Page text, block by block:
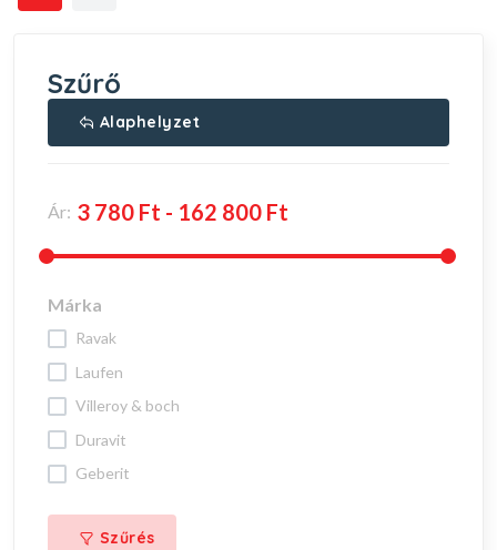
Szűrő
Alaphelyzet
Ár:
Márka
ravak
laufen
villeroy & boch
duravit
geberit
Szűrés